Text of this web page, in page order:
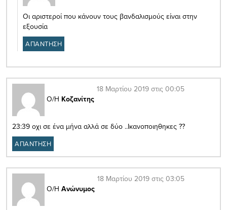
Οι αριστεροί που κάνουν τους βανδαλισμούς είναι στην
εξουσία
ΑΠΑΝΤΗΣΗ
Ο/Η Κοζανίτης
18 Μαρτίου 2019 στις 00:05
23:39 οχι σε ένα μήνα αλλά σε δύο ..Ικανοποιηθηκες ??
ΑΠΑΝΤΗΣΗ
Ο/Η Ανώνυμος
18 Μαρτίου 2019 στις 03:05